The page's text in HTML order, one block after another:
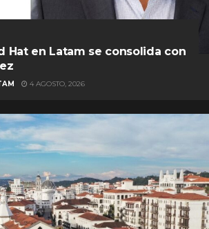
Hat en Latam se consolida con
4 AGOSTO, 2026